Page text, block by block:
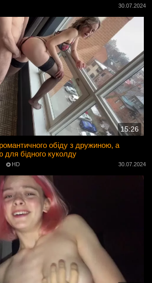
30.07.2024
15:26
обіду з дружиною, а
для бідного куколду
HD 30.07.2024